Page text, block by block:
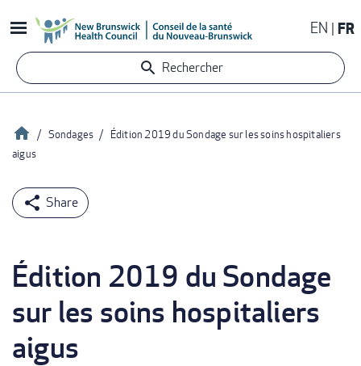
au
contenu
principal
EN FR
Rechercher
Fil
d'Ariane
Accueil
Sondages
Édition 2019 du Sondage sur les soins hospitaliers
aigus
Édition 2019 du Sondage
sur les soins hospitaliers
aigus